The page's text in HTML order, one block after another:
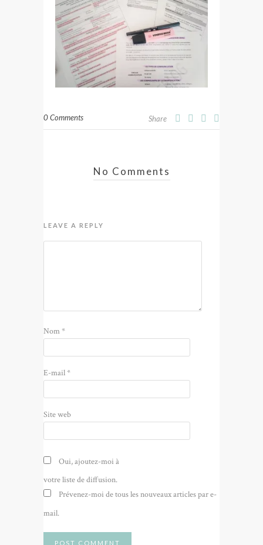
0 Comments Share
No Comments
LEAVE A REPLY
Nom*
E-mail*
Site web
Oui, ajoutez-moi à
votre liste de diffusion.
Prévenez-moi de tous les nouveaux articles par e-
mail.